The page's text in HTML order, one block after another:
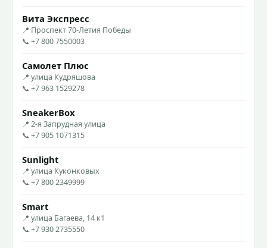
Вита Экспресс
📍 Проспект 70-Летия Победы
📞 +7 800 7550003
Самолет Плюс
📍 улица Кудряшова
📞 +7 963 1529278
SneakerBox
📍 2-я Запрудная улица
📞 +7 905 1071315
Sunlight
📍 улица Куконковых
📞 +7 800 2349999
Smart
📍 улица Багаева, 14 к1
📞 +7 930 2735550